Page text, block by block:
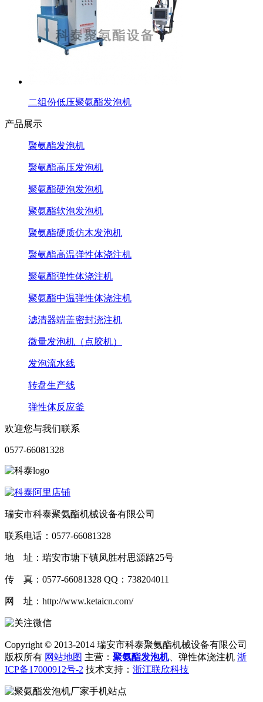
二组份低压聚氨酯发泡机
产品展示
聚氨酯发泡机
聚氨酯高压发泡机
聚氨酯硬泡发泡机
聚氨酯软泡发泡机
聚氨酯硬质仿木发泡机
聚氨酯高温弹性体浇注机
聚氨酯弹性体浇注机
聚氨酯中温弹性体浇注机
滤清器端盖密封浇注机
微量发泡机（点胶机）
发泡流水线
转盘生产线
弹性体反应釜
欢迎您与我们联系
0577-66081328
瑞安市科泰聚氨酯机械设备有限公司
联系电话： 0577-66081328
地 址：瑞安市塘下镇凤胜村思源路25号
传 真：0577-66081328 QQ：738204011
网 址：http://www.ketaicn.com/
Copyright © 2013-2014 瑞安市科泰聚氨酯机械设备有限公司
版权所有 网站地图 主营： 聚氨酯发泡机、弹性体浇注机 浙
ICP备17000912号-2 技术支持： 浙江联欣科技